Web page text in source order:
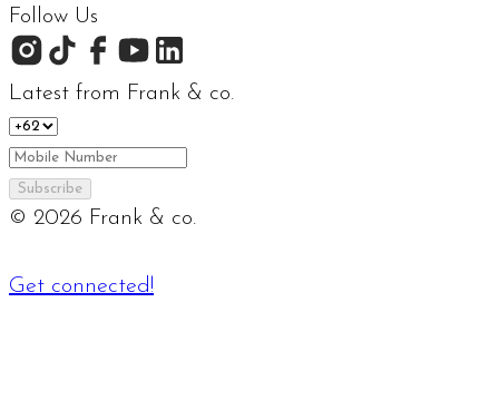
Follow Us
Latest from Frank & co.
Subscribe
© 2026 Frank & co.
Get connected!